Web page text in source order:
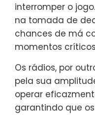
interromper o
na tomada de
chances de má
momentos
Os rádios, por
pela sua
operar
garantindo que